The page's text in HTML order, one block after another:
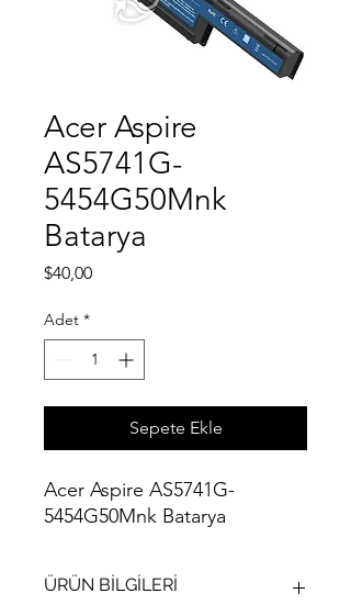
Acer Aspire
AS5741G-
5454G50Mnk
Batarya
$40,00Fiyat
Adet *
Sepete Ekle
Acer Aspire AS5741G-
5454G50Mnk Batarya
ÜRÜN BİLGİLERİ